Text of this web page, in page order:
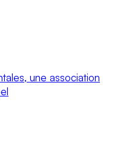
une association